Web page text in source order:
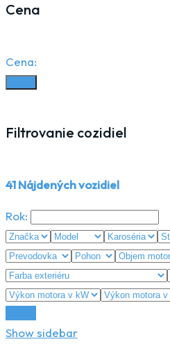
Cena
Cena:
Filtrovanie cozidiel
41Nájdených vozidiel
Rok:
Show sidebar